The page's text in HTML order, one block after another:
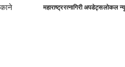
महाराष्ट्ररत्नागिरी अपडेट्सलोकल